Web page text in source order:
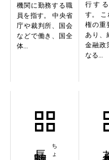
機関に勤務する職
員を指す。 中央省
庁や裁判所、国会
などで働き、国全
体...
行す
す。 こ
権の重
あり、
金融政
なる...